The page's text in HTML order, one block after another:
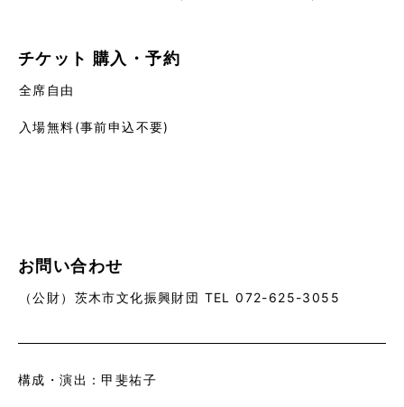
チケット 購入・予約
全席自由
入場無料(事前申込不要)
お問い合わせ
（公財）茨木市文化振興財団 TEL 072-625-3055
構成・演出：甲斐祐子